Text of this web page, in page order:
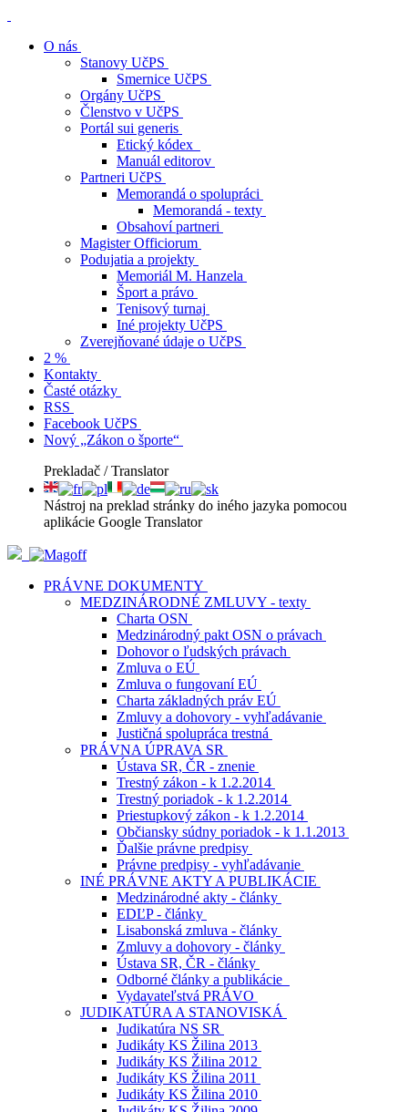
O nás
Stanovy UčPS
Smernice UčPS
Orgány UčPS
Členstvo v UčPS
Portál sui generis
Etický kódex
Manuál editorov
Partneri UčPS
Memorandá o spolupráci
Memorandá - texty
Obsahoví partneri
Magister Officiorum
Podujatia a projekty
Memoriál M. Hanzela
Šport a právo
Tenisový turnaj
Iné projekty UčPS
Zverejňované údaje o UčPS
2 %
Kontakty
Časté otázky
RSS
Facebook UčPS
Nový „Zákon o športe“
Prekladač / Translator
Nástroj na preklad stránky do iného jazyka pomocou
aplikácie Google Translator
PRÁVNE DOKUMENTY
MEDZINÁRODNÉ ZMLUVY - texty
Charta OSN
Medzinárodný pakt OSN o právach
Dohovor o ľudských právach
Zmluva o EÚ
Zmluva o fungovaní EÚ
Charta základných práv EÚ
Zmluvy a dohovory - vyhľadávanie
Justičná spolupráca trestná
PRÁVNA ÚPRAVA SR
Ústava SR, ČR - znenie
Trestný zákon - k 1.2.2014
Trestný poriadok - k 1.2.2014
Priestupkový zákon - k 1.2.2014
Občiansky súdny poriadok - k 1.1.2013
Ďalšie právne predpisy
Právne predpisy - vyhľadávanie
INÉ PRÁVNE AKTY A PUBLIKÁCIE
Medzinárodné akty - články
EDĽP - články
Lisabonská zmluva - články
Zmluvy a dohovory - články
Ústava SR, ČR - články
Odborné články a publikácie
Vydavateľstvá PRÁVO
JUDIKATÚRA A STANOVISKÁ
Judikatúra NS SR
Judikáty KS Žilina 2013
Judikáty KS Žilina 2012
Judikáty KS Žilina 2011
Judikáty KS Žilina 2010